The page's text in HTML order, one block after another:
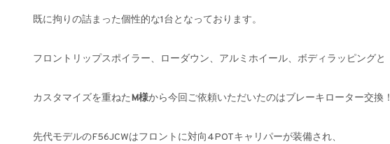
既に拘りの詰まった個性的な1台となっております。
フロントリップスポイラー、ローダウン、アルミホイール、ボディラッピングと
カスタマイズを重ねたM様から今回ご依頼いただいたのはブレーキローター交換！
先代モデルのF56JCWはフロントに対向4POTキャリパーが装備され、